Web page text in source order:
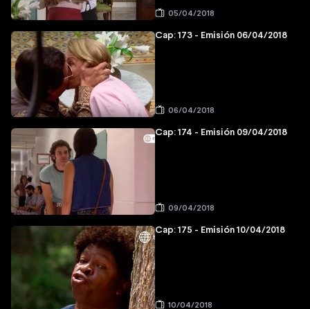
05/04/2018
Cap: 173 - Emisión 06/04/2018
06/04/2018
Cap: 174 - Emisión 09/04/2018
09/04/2018
Cap: 175 - Emisión 10/04/2018
10/04/2018